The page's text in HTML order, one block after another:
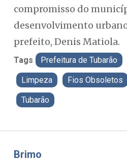
compromisso do
desenvolvimento
prefeito, Denis Matiola.
Tags Prefeitura de Tubarão
Limpeza Fios Obsoletos
Tubarão
Misael Elias